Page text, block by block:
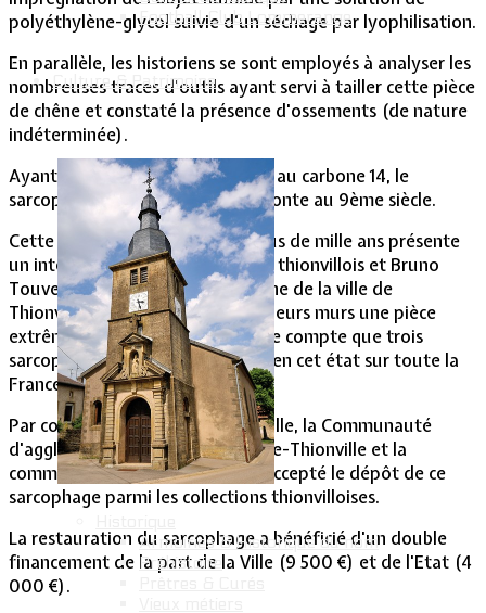
Football Club Lommerange
Culture & Patrimoine
Armoiries & Historique du nom
Préhistoire
polyéthylène-glycol suivie d'un séchage par lyophilisation.
En parallèle, les historiens se sont employés à analyser les
nombreuses traces d'outils ayant servi à tailler cette pièce
de chêne et constaté la présence d'ossements (de nature
indéterminée).
Ayant fait l'objet d'une datation au carbone 14, le
sarcophage de Lommerange remonte au 9ème siècle.
Cette pièce exceptionnelle de plus de mille ans présente
un intérêt évident pour le musée thionvillois et Bruno
Touveron, directeur du patrimoine de la ville de
Thionville, qui intègrent ainsi, en leurs murs une pièce
extrêmement rare puisque l'on ne compte que trois
sarcophages de cette époque et en cet état sur toute la
France.
Par convention, la ville de Thionville, la Communauté
d'agglomération Portes de France-Thionville et la
commune de Lommerange, ont accepté le dépôt de ce
sarcophage parmi les collections thionvilloises.
La restauration du sarcophage a bénéficié d'un double
financement de la part de la Ville (9 500 €) et de l'Etat (4
000 €).